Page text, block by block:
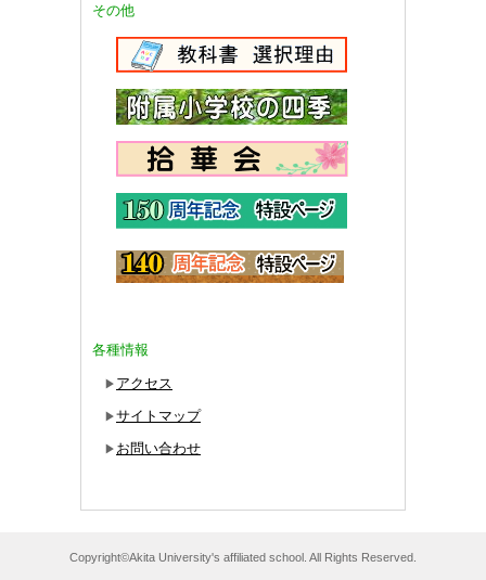
その他
各種情報
▶ アクセス
▶サイトマップ
▶ お問い合わせ
Copyright©Akita University's affiliated school. All Rights Reserved.